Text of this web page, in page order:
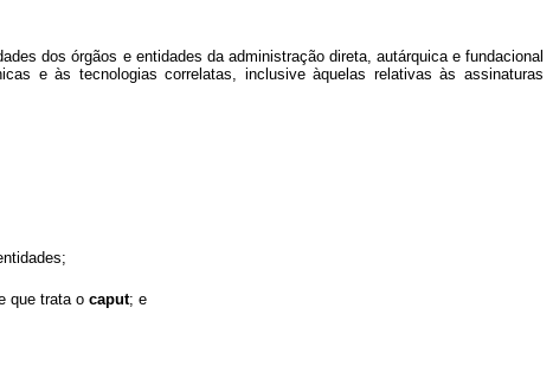
dos órgãos e entidades da administração direta, autárquica e fundacional
e às tecnologias correlatas, inclusive àquelas relativas às assinaturas
que trata o caput; e